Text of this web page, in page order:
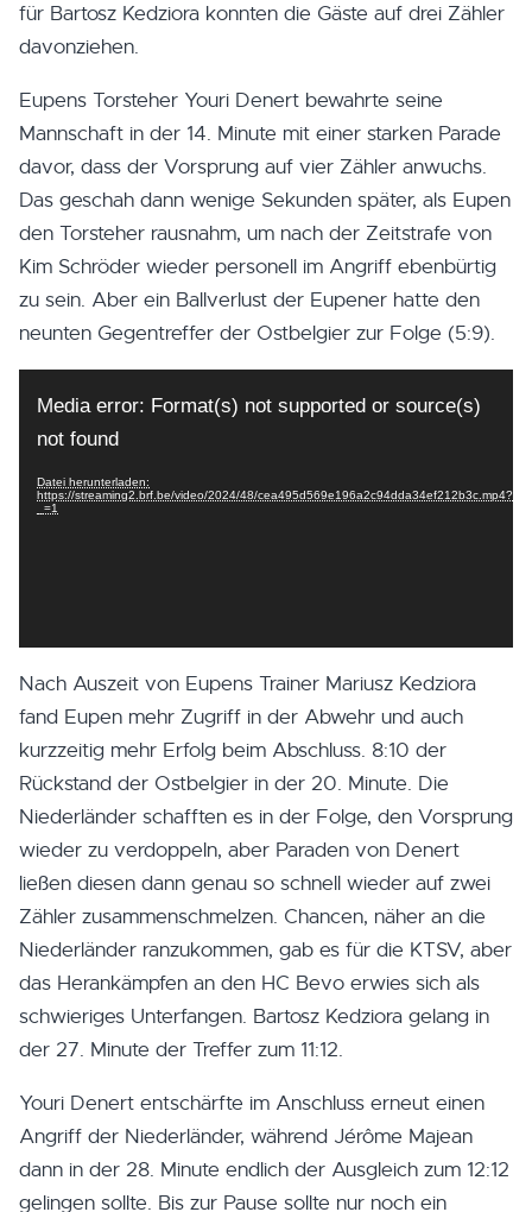
für Bartosz Kedziora konnten die Gäste auf drei Zähler
davonziehen.
Eupens Torsteher Youri Denert bewahrte seine
Mannschaft in der 14. Minute mit einer starken Parade
davor, dass der Vorsprung auf vier Zähler anwuchs.
Das geschah dann wenige Sekunden später, als Eupen
den Torsteher rausnahm, um nach der Zeitstrafe von
Kim Schröder wieder personell im Angriff ebenbürtig
zu sein. Aber ein Ballverlust der Eupener hatte den
neunten Gegentreffer der Ostbelgier zur Folge (5:9).
Player
Media error: Format(s) not supported or source(s)
not found
Datei herunterladen:
https://streaming2.brf.be/video/2024/48/cea495d569e196a2c94dda34ef212b3c.mp4?
_=1
Nach Auszeit von Eupens Trainer Mariusz Kedziora
fand Eupen mehr Zugriff in der Abwehr und auch
kurzzeitig mehr Erfolg beim Abschluss. 8:10 der
Rückstand der Ostbelgier in der 20. Minute. Die
Niederländer schafften es in der Folge, den Vorsprung
wieder zu verdoppeln, aber Paraden von Denert
ließen diesen dann genau so schnell wieder auf zwei
Zähler zusammenschmelzen. Chancen, näher an die
Niederländer ranzukommen, gab es für die KTSV, aber
das Herankämpfen an den HC Bevo erwies sich als
schwieriges Unterfangen. Bartosz Kedziora gelang in
der 27. Minute der Treffer zum 11:12.
Youri Denert entschärfte im Anschluss erneut einen
Angriff der Niederländer, während Jérôme Majean
dann in der 28. Minute endlich der Ausgleich zum 12:12
gelingen sollte. Bis zur Pause sollte nur noch ein